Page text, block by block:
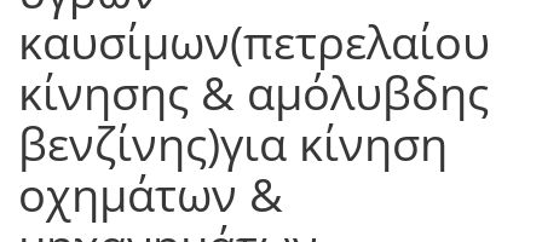
καυσίμων(πετρελαίου
κίνησης & αμόλυβδης
βενζίνης)για κίνηση
οχημάτων &